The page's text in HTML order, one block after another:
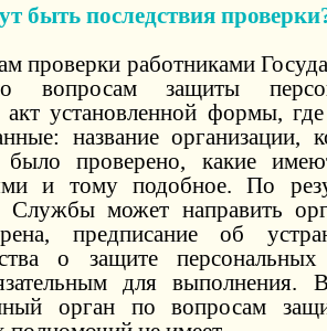
быть последствия
проверки работниками
вопросам защиты
акт установленной формы,
название организации,
проверено, какие
и тому подобное. По
Службы может направить
предписание об
о защите
для выполнения.
орган по вопросам